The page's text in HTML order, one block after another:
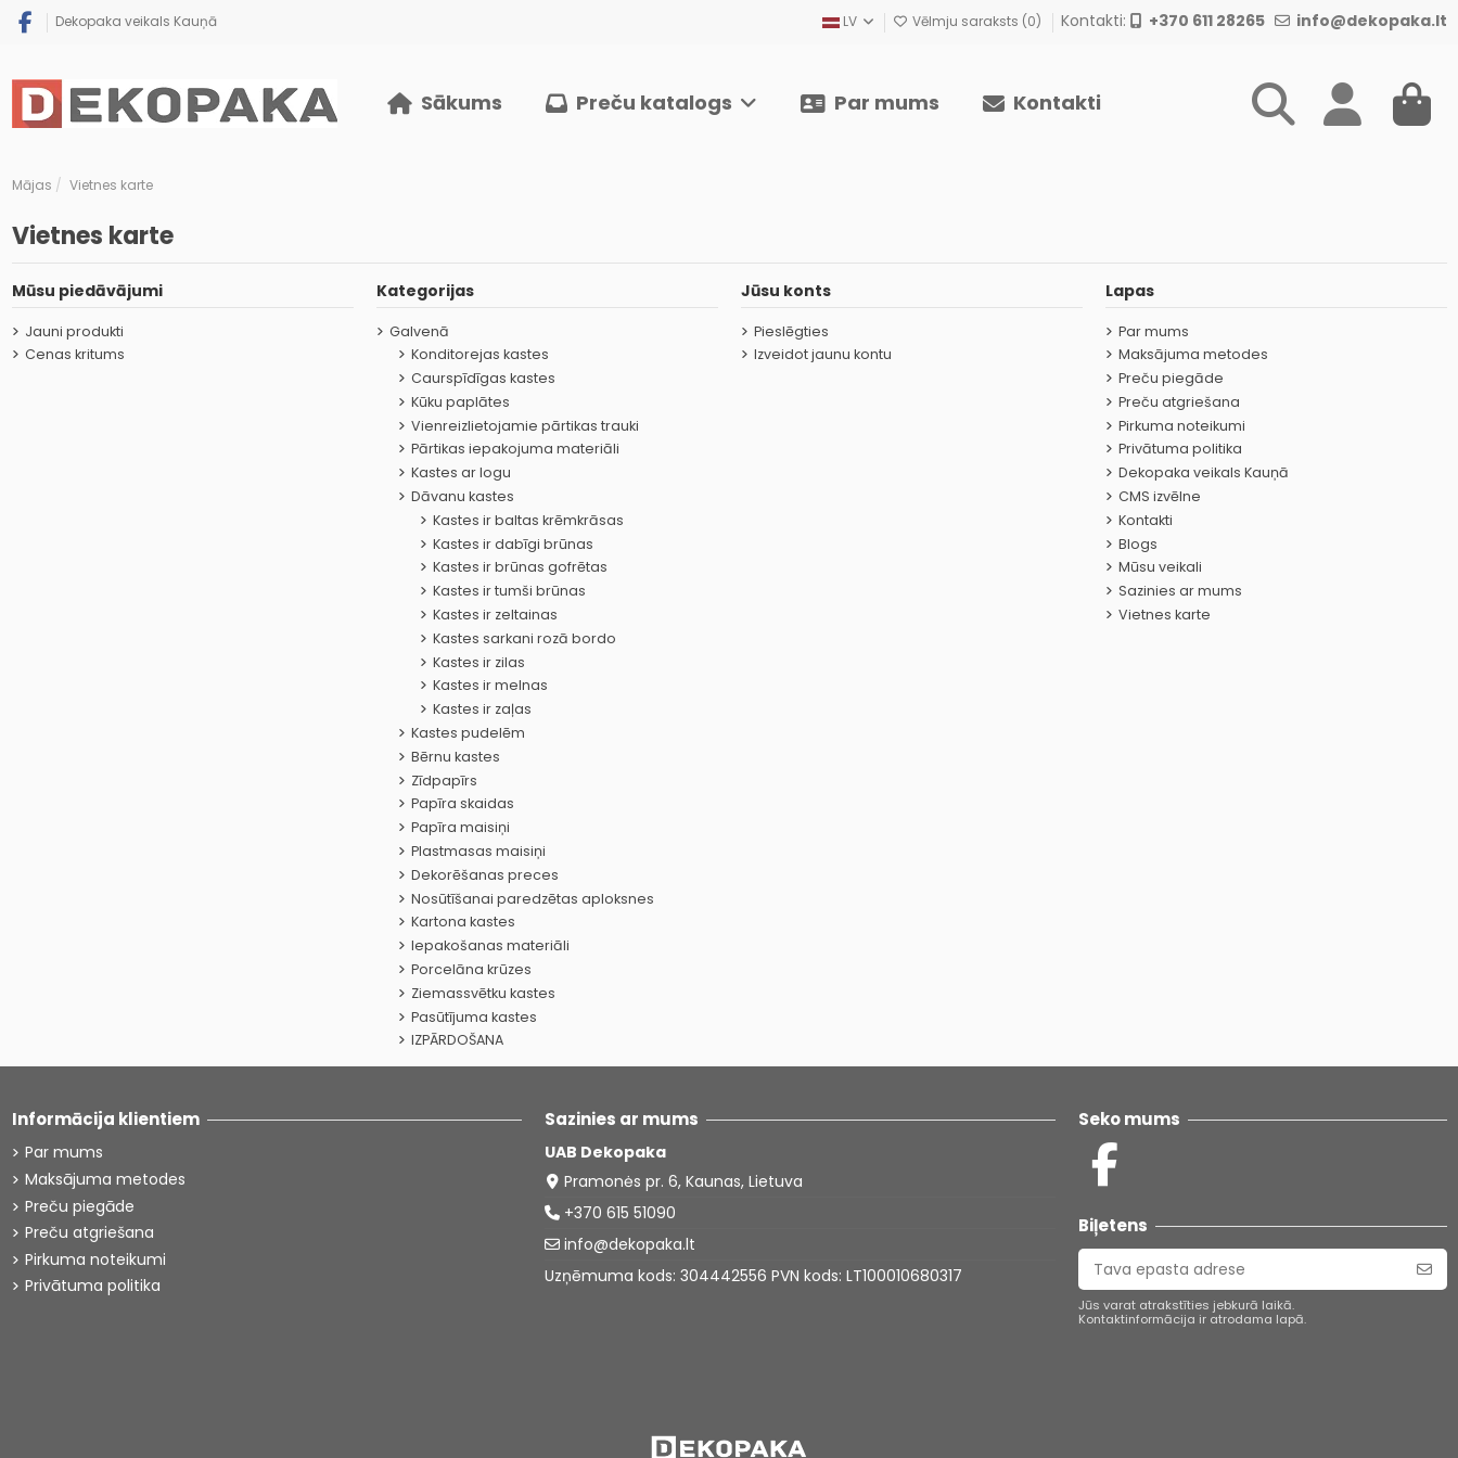
Dekopaka veikals Kauņā LV Vēlmju saraksts (0) Kontakti: +370 611 28265 info@dekopaka.lt
Sākums Preču katalogs Par mums Kontakti
Mājas Vietnes karte
Vietnes karte
Mūsu piedāvājumi
Jauni produkti
Cenas kritums
Kategorijas
Galvenā
Konditorejas kastes
Caurspīdīgas kastes
Kūku paplātes
Vienreizlietojamie pārtikas trauki
Pārtikas iepakojuma materiāli
Kastes ar logu
Dāvanu kastes
Kastes ir baltas krēmkrāsas
Kastes ir dabīgi brūnas
Kastes ir brūnas gofrētas
Kastes ir tumši brūnas
Kastes ir zeltainas
Kastes sarkani rozā bordo
Kastes ir zilas
Kastes ir melnas
Kastes ir zaļas
Kastes pudelēm
Bērnu kastes
Zīdpapīrs
Papīra skaidas
Papīra maisiņi
Plastmasas maisiņi
Dekorēšanas preces
Nosūtīšanai paredzētas aploksnes
Kartona kastes
Iepakošanas materiāli
Porcelāna krūzes
Ziemassvētku kastes
Pasūtījuma kastes
IZPĀRDOŠANA
Jūsu konts
Pieslēgties
Izveidot jaunu kontu
Lapas
Par mums
Maksājuma metodes
Preču piegāde
Preču atgriešana
Pirkuma noteikumi
Privātuma politika
Dekopaka veikals Kauņā
CMS izvēlne
Kontakti
Blogs
Mūsu veikali
Sazinies ar mums
Vietnes karte
Informācija klientiem
Par mums
Maksājuma metodes
Preču piegāde
Preču atgriešana
Pirkuma noteikumi
Privātuma politika
Sazinies ar mums
UAB Dekopaka
Pramonės pr. 6, Kaunas, Lietuva
+370 615 51090
info@dekopaka.lt
Uzņēmuma kods: 304442556 PVN kods: LT100010680317
Seko mums
Biļetens
Jūs varat atrakstīties jebkurā laikā.
Kontaktinformācija ir atrodama lapā.